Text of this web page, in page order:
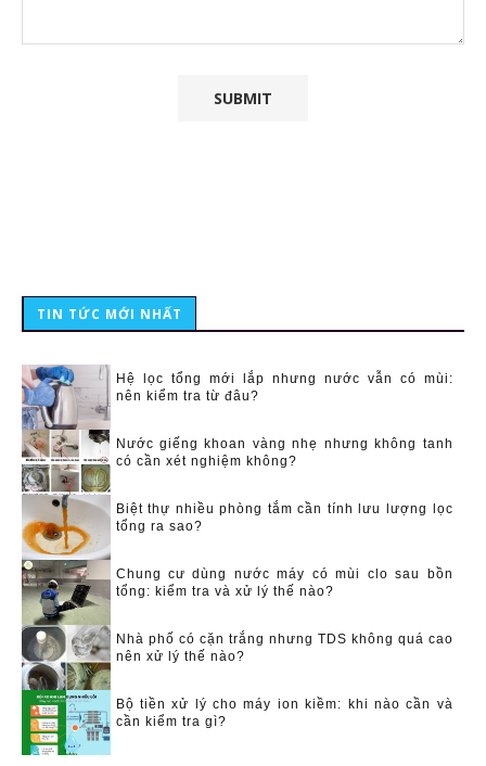
TIN TỨC MỚI NHẤT
Hệ lọc tổng mới lắp nhưng nước vẫn có mùi:
nên kiểm tra từ đâu?
Nước giếng khoan vàng nhẹ nhưng không tanh
có cần xét nghiệm không?
Biệt thự nhiều phòng tắm cần tính lưu lượng lọc
tổng ra sao?
Chung cư dùng nước máy có mùi clo sau bồn
tổng: kiểm tra và xử lý thế nào?
Nhà phố có cặn trắng nhưng TDS không quá cao
nên xử lý thế nào?
Bộ tiền xử lý cho máy ion kiềm: khi nào cần và
cần kiểm tra gì?